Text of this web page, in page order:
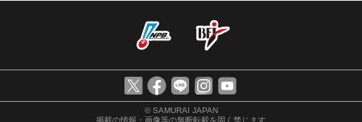
© SAMURAI JAPAN
掲載の情報・画像等の無断転載を固く禁じます